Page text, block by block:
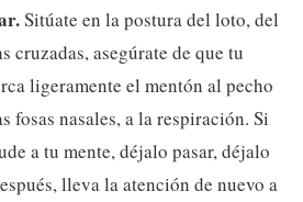
Sitúate en la postura del loto, del
cruzadas, asegúrate de que tu
ligeramente el mentón al pecho
fosas nasales, a la respiración. Si
a tu mente, déjalo pasar, déjalo
lleva la atención de nuevo a